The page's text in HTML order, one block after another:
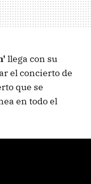
llega con su
el concierto de
que se
en todo el